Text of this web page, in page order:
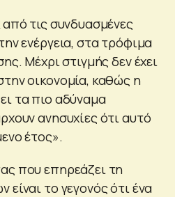
τις συνδυασμένες
ενέργεια, στα τρόφιμα
Μέχρι στιγμής δεν έχει
οικονομία, καθώς η
τα πιο αδύναμα
ανησυχίες ότι αυτό
έτος».
που επηρεάζει τη
το γεγονός ότι ένα